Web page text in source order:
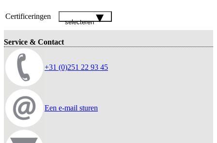
Certificeringen
selecteren
Service & Contact
+31 (0)251 22 93 45
Een e-mail sturen